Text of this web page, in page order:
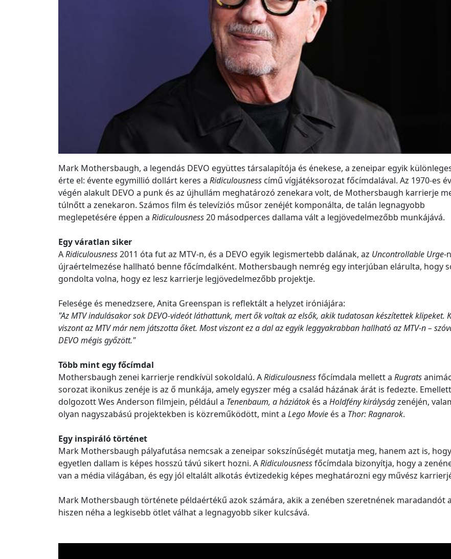
Mark Mothersbaugh, a legendás DEVO együttes társalapítója és énekese, a zeneipar egyik
érte el: évente egymillió dollárt keres a Ridiculousness című vígjátéksorozat főcímdalával. Az 1970-es
végén alakult DEVO a punk és az újhullám meghatározó zenekara volt, de Mothersbaugh karrierje
túlnőtt a zenekaron. Számos film és televíziós műsor zenéjét komponálta, de talán legnagyobb
meglepetésére éppen a Ridiculousness20 másodperces dallama vált a legjövedelmezőbb munkájává.
Egy váratlan siker
ARidiculousness2011 óta fut az MTV-n, és a DEVO egyik legismertebb dalának, az Uncontrollable Urge-
újraértelmezése hallható benne főcímdalként. Mothersbaugh nemrég egy interjúban elárulta, hogy
gondolta volna, hogy ez lesz karrierje legjövedelmezőbb projektje.
Felesége és menedzsere, Anita Greenspan is reflektált a helyzet iróniájára:
"Az MTV indulásakor sok DEVO-videót láthattunk, mert ők voltak az elsők, akik tudatosan készítettek klipeket.
viszont az MTV már nem játszotta őket. Most viszont ez a dal az egyik leggyakrabban hallható az MTV-n –
DEVO mégis győzött."
Több mint egy főcímdal
Mothersbaugh zenei karrierje rendkívül sokoldalú. ARidiculousnessfőcímdala mellett a Rugrats
sorozat ikonikus zenéje is az ő munkája, amely egyszer még a család házának árát is fedezte. Emellett
dolgozott Wes Anderson filmjein, például a Tenenbaum, a háziátok és a Holdfény királyságzenéjén,
olyan nagyszabású projektekben is közreműködött, mint a Lego Movie és a Thor: Ragnarok.
Egy inspiráló történet
Mark Mothersbaugh pályafutása nemcsak a zeneipar sokszínűségét mutatja meg, hanem azt is, hogy
egyetlen dallam is képes hosszú távú sikert hozni. ARidiculousnessfőcímdala bizonyítja, hogy a
van a média világában, és egy jól eltalált alkotás évtizedekig képes meghatározni egy művész
Mark Mothersbaugh története példaértékű azok számára, akik a zenében szeretnének maradandót
hiszen néha a legkisebb ötlet válhat a legnagyobb siker kulcsává.